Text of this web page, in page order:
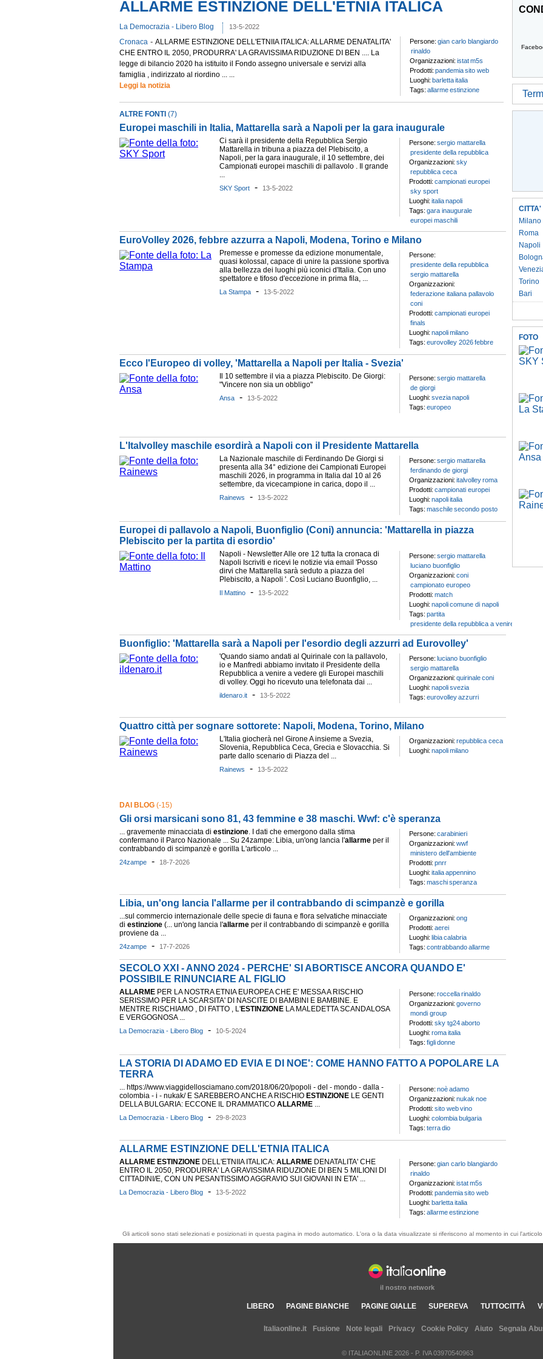
ALLARME ESTINZIONE DELL'ETNIA ITALICA
La Democrazia - Libero Blog 13-5-2022
Cronaca - ALLARME ESTINZIONE DELL'ETNIIA ITALICA: ALLARME DENATALITA'
CHE ENTRO IL 2050, PRODURRA' LA GRAVISSIMA RIDUZIONE DI BEN .... La
legge di bilancio 2020 ha istituito il Fondo assegno universale e servizi alla
famiglia , indirizzato al riordino ... ...
Leggi la notizia
Persone: gian carlo blangiardo
rinaldo
Organizzazioni: istatm5s
Prodotti: pandemiasito web
Luoghi: barlettaitalia
Tags: allarmeestinzione
ALTRE FONTI (7)
Europei maschili in Italia, Mattarella sarà a Napoli per la gara inaugurale
Ci sarà il presidente della Repubblica Sergio
Mattarella in tribuna a piazza del Plebiscito, a
Napoli, per la gara inaugurale, il 10 settembre, dei
Campionati europei maschili di pallavolo . Il grande
...
SKY Sport - 13-5-2022
Persone: sergio mattarella
presidente della repubblica
Organizzazioni: sky
repubblica ceca
Prodotti: campionati europei
sky sport
Luoghi: italianapoli
Tags: gara inaugurale
europei maschili
EuroVolley 2026, febbre azzurra a Napoli, Modena, Torino e Milano
Premesse e promesse da edizione monumentale,
quasi kolossal, capace di unire la passione sportiva
alla bellezza dei luoghi più iconici d'Italia. Con uno
spettatore e tifoso d'eccezione in prima fila, ...
La Stampa - 13-5-2022
Persone:
presidente della repubblica
sergio mattarella
Organizzazioni:
federazione italiana pallavolo
coni
Prodotti: campionati europei
finals
Luoghi: napolimilano
Tags: eurovolley 2026febbre
Ecco l'Europeo di volley, 'Mattarella a Napoli per Italia - Svezia'
Il 10 settembre il via a piazza Plebiscito. De Giorgi:
"Vincere non sia un obbligo"
Ansa - 13-5-2022
Persone: sergio mattarella
de giorgi
Luoghi: svezianapoli
Tags: europeo
L'Italvolley maschile esordirà a Napoli con il Presidente Mattarella
La Nazionale maschile di Ferdinando De Giorgi si
presenta alla 34° edizione dei Campionati Europei
maschili 2026, in programma in Italia dal 10 al 26
settembre, da vicecampione in carica, dopo il ...
Rainews - 13-5-2022
Persone: sergio mattarella
ferdinando de giorgi
Organizzazioni: italvolleyroma
Prodotti: campionati europei
Luoghi: napoliitalia
Tags: maschilesecondo posto
Europei di pallavolo a Napoli, Buonfiglio (Coni) annuncia: 'Mattarella in piazza
Plebiscito per la partita di esordio'
Napoli - Newsletter Alle ore 12 tutta la cronaca di
Napoli Iscriviti e ricevi le notizie via email 'Posso
dirvi che Mattarella sarà seduto a piazza del
Plebiscito, a Napoli '. Così Luciano Buonfiglio, ...
Il Mattino - 13-5-2022
Persone: sergio mattarella
luciano buonfiglio
Organizzazioni: coni
campionato europeo
Prodotti: match
Luoghi: napolicomune di napoli
Tags: partita
presidente della repubblica a venire
Buonfiglio: 'Mattarella sarà a Napoli per l'esordio degli azzurri ad Eurovolley'
'Quando siamo andati al Quirinale con la pallavolo,
io e Manfredi abbiamo invitato il Presidente della
Repubblica a venire a vedere gli Europei maschili
di volley. Oggi ho ricevuto una telefonata dai ...
ildenaro.it - 13-5-2022
Persone: luciano buonfiglio
sergio mattarella
Organizzazioni: quirinaleconi
Luoghi: napolisvezia
Tags: eurovolleyazzurri
Quattro città per sognare sottorete: Napoli, Modena, Torino, Milano
L'Italia giocherà nel Girone A insieme a Svezia,
Slovenia, Repubblica Ceca, Grecia e Slovacchia. Si
parte dallo scenario di Piazza del ...
Rainews - 13-5-2022
Organizzazioni: repubblica ceca
Luoghi: napolimilano
DAI BLOG (-15)
Gli orsi marsicani sono 81, 43 femmine e 38 maschi. Wwf: c'è speranza
... gravemente minacciata di estinzione. I dati che emergono dalla stima
confermano il Parco Nazionale ... Su 24zampe: Libia, un'ong lancia l'allarme per il
contrabbando di scimpanzè e gorilla L'articolo ...
24zampe - 18-7-2026
Persone: carabinieri
Organizzazioni: wwf
ministero dell'ambiente
Prodotti: pnrr
Luoghi: italiaappennino
Tags: maschisperanza
Libia, un'ong lancia l'allarme per il contrabbando di scimpanzè e gorilla
...sul commercio internazionale delle specie di fauna e flora selvatiche minacciate
di estinzione (... un'ong lancia l'allarme per il contrabbando di scimpanzè e gorilla
proviene da ...
24zampe - 17-7-2026
Organizzazioni: ong
Prodotti: aerei
Luoghi: libiacalabria
Tags: contrabbandoallarme
SECOLO XXI - ANNO 2024 - PERCHE' SI ABORTISCE ANCORA QUANDO E'
POSSIBILE RINUNCIARE AL FIGLIO
ALLARME PER LA NOSTRA ETNIA EUROPEA CHE E' MESSA A RISCHIO
SERISSIMO PER LA SCARSITA' DI NASCITE DI BAMBINI E BAMBINE. E
MENTRE RISCHIAMO , DI FATTO , L'ESTINZIONE LA MALEDETTA SCANDALOSA
E VERGOGNOSA ...
La Democrazia - Libero Blog - 10-5-2024
Persone: roccellarinaldo
Organizzazioni: governo
mondi group
Prodotti: sky tg24aborto
Luoghi: romaitalia
Tags: figlidonne
LA STORIA DI ADAMO ED EVIA E DI NOE': COME HANNO FATTO A POPOLARE LA
TERRA
... https://www.viaggidellosciamano.com/2018/06/20/popoli - del - mondo - dalla -
colombia - i - nukak/ E SAREBBERO ANCHE A RISCHIO ESTINZIONE LE GENTI
DELLA BULGARIA: ECCONE IL DRAMMATICO ALLARME ...
La Democrazia - Libero Blog - 29-8-2023
Persone: noèadamo
Organizzazioni: nukak noe
Prodotti: sito webvino
Luoghi: colombiabulgaria
Tags: terradio
ALLARME ESTINZIONE DELL'ETNIA ITALICA
ALLARME ESTINZIONE DELL'ETNIIA ITALICA: ALLARME DENATALITA' CHE
ENTRO IL 2050, PRODURRA' LA GRAVISSIMA RIDUZIONE DI BEN 5 MILIONI DI
CITTADINI/E, CON UN PESANTISSIMO AGGRAVIO SUI GIOVANI IN ETA' ...
La Democrazia - Libero Blog - 13-5-2022
Persone: gian carlo blangiardo
rinaldo
Organizzazioni: istatm5s
Prodotti: pandemiasito web
Luoghi: barlettaitalia
Tags: allarmeestinzione
CITTA'
Milano
Roma
Napoli
Torino
Bari
FOTO
Gli articoli sono stati selezionati e posizionati in questa pagina in modo automatico. L'ora o la data visualizzate si riferiscono al momento in cui
il nostro network
LIBERO PAGINE BIANCHE PAGINE GIALLE SUPEREVA TUTTOCITTÀ
Italiaonline.it Fusione Note legali Privacy Cookie Policy Aiuto Segnala
© ITALIAONLINE 2026- P. IVA 03970540963